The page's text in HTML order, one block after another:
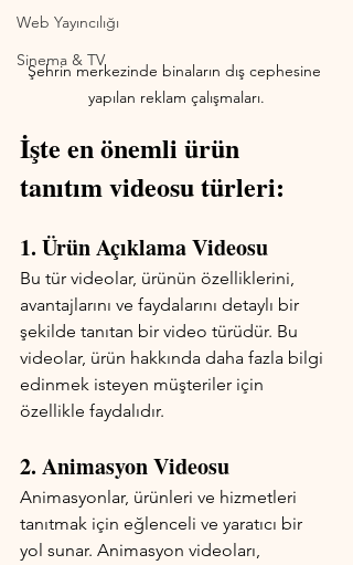
Web Yayıncılığı
Sinema & TV
Şehrin merkezinde binaların dış cephesine
yapılan reklam çalışmaları.
İşte en önemli ürün
tanıtım videosu türleri:
1. Ürün Açıklama Videosu
Bu tür videolar, ürünün özelliklerini,
avantajlarını ve faydalarını detaylı bir
şekilde tanıtan bir video türüdür. Bu
videolar, ürün hakkında daha fazla bilgi
edinmek isteyen müşteriler için
özellikle faydalıdır.
2. Animasyon Videosu
Animasyonlar, ürünleri ve hizmetleri
tanıtmak için eğlenceli ve yaratıcı bir
yol sunar. Animasyon videoları,